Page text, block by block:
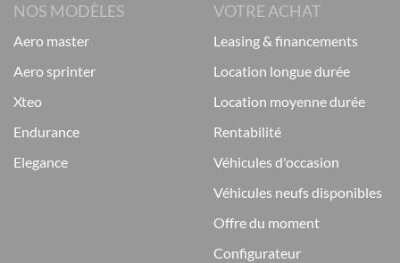
NOS MODÈLES
aero master
aero sprinter
xteo
endurance
elegance
VOTRE ACHAT
leasing & financements
location longue durée
location moyenne durée
rentabilité
véhicules d'occasion
véhicules neufs disponibles
offre du moment
configurateur